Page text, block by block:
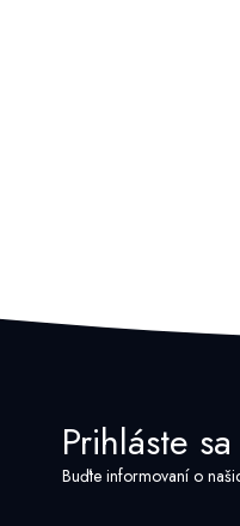
Prihláste
Buďte informovaní o